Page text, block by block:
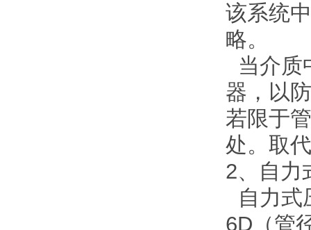
该系统
略。
当介质
器，以
若限于
处。取
2、自力
自力式
6D（管